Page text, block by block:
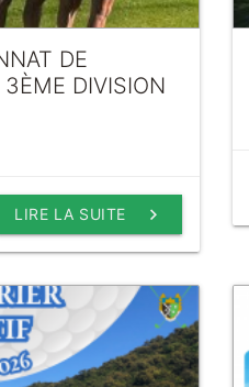
DE
DIVISION
keyboard_arrow_right
LIRE LA SUITE